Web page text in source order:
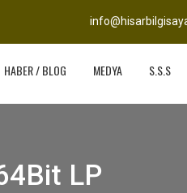
HABER / BLOG MEDYA S.S.S
LP